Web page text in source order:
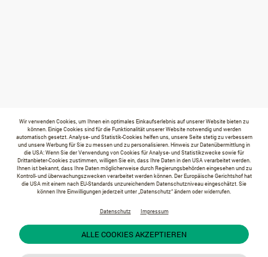
Wir verwenden Cookies, um Ihnen ein optimales Einkaufserlebnis auf unserer Website bieten zu
können. Einige Cookies sind für die Funktionalität unserer Website notwendig und werden
automatisch gesetzt. Analyse- und Statistik-Cookies helfen uns, unsere Seite stetig zu verbessern
und unsere Werbung für Sie zu messen und zu personalisieren. Hinweis zur Datenübermittlung in
die USA: Wenn Sie der Verwendung von Cookies für Analyse- und Statistikzwecke sowie für
Drittanbieter-Cookies zustimmen, willigen Sie ein, dass Ihre Daten in den USA verarbeitet werden.
Ihnen ist bekannt, dass Ihre Daten möglicherweise durch Regierungsbehörden eingesehen und zu
Kontroll- und überwachungszwecken verarbeitet werden können. Der Europäische Gerichtshof hat
die USA mit einem nach EU-Standards unzureichendem Datenschutzniveau eingeschätzt. Sie
können Ihre Einwilligungen jederzeit unter „Datenschutz“ ändern oder widerrufen.
Datenschutz Impressum
ALLE COOKIES AKZEPTIEREN